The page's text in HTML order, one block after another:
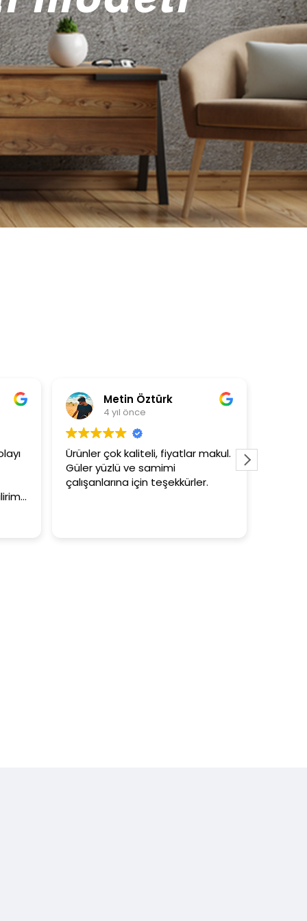
Metin Öztürk
4 yıl önce
Ürünler çok kaliteli, fiyatlar makul.
Güler yüzlü ve samimi
çalışanlarına için teşekkürler.